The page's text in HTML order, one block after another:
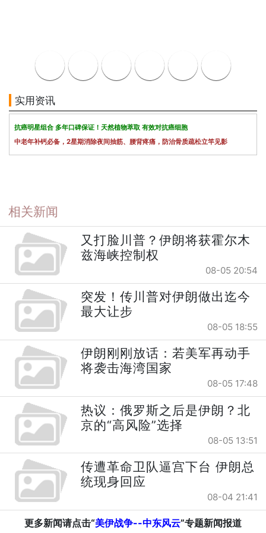
实用资讯
抗癌明星组合 多年口碑保证！天然植物萃取 有效对抗癌细胞
中老年补钙必备，2星期消除夜间抽筋、腰背疼痛，防治骨质疏松立竿见影
相关新闻
又打脸川普？伊朗将获霍尔木
兹海峡控制权
08-05 20:54
突发！传川普对伊朗做出迄今
最大让步
08-05 18:55
伊朗刚刚放话：若美军再动手
将袭击海湾国家
08-05 17:48
热议：俄罗斯之后是伊朗？北
京的“高风险”选择
08-05 13:51
传遭革命卫队逼宫下台 伊朗总
统现身回应
08-04 21:41
更多新闻请点击“美伊战争--中东风云”专题新闻报道